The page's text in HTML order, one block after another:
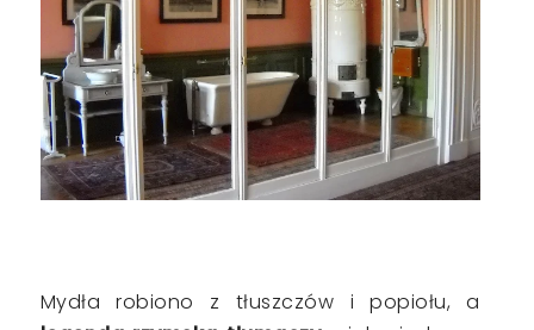
Mydła robiono z tłuszczów i popiołu, a